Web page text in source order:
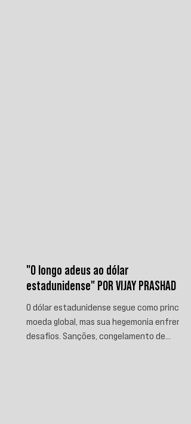
"O longo adeus ao dólar
estadunidense" POR VIJAY PRASHAD
O dólar estadunidense segue como principal
moeda global, mas sua hegemonia enfrenta
desafios. Sanções, congelamento de